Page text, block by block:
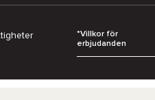
*Villkor för
erbjudanden